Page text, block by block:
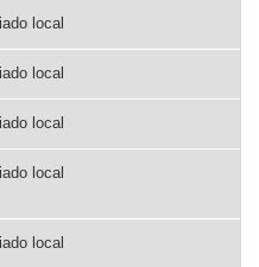
local
local
local
local
local